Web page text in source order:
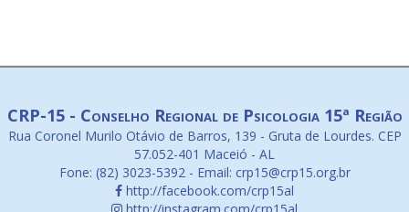
CRP-15 - Conselho Regional de Psicologia 15ª Região
Rua Coronel Murilo Otávio de Barros, 139 - Gruta de Lourdes. CEP
57.052-401 Maceió - AL
Fone: (82) 3023-5392 - Email: crp15@crp15.org.br
http://facebook.com/crp15al